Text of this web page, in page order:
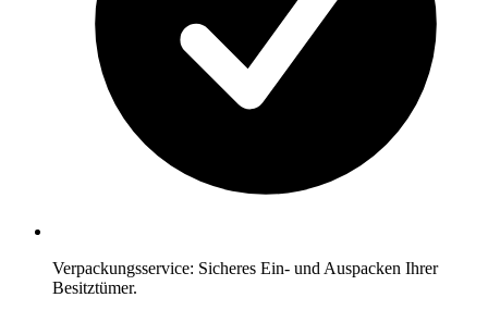
Verpackungsservice: Sicheres Ein- und Auspacken Ihrer
Besitztümer.